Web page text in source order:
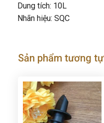
Dung tích: 10L
Nhãn hiệu: SQC
Sản phẩm tương tự